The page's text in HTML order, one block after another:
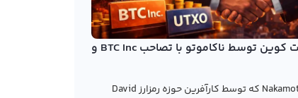
خرید بیت کوین توسط ناکاموتو با تصاحب BTC Inc و
شرکت Nakamoto که توسط کارآفرین حوزه رمزارز David